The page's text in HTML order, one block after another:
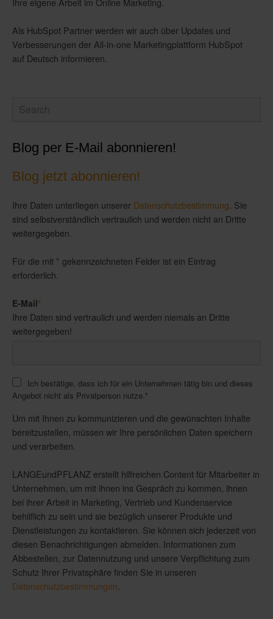
Als HubSpot Partner werden wir auch über Updates und
Verbesserungen der All-in-one Marketingplattform HubSpot
auf Deutsch informieren.
Blog per E-Mail abonnieren!
Blog jetzt abonnieren!
Ihre Daten unterliegen unserer Datenschutzbestimmung . Sie
sind selbstverständlich vertraulich und werden nicht an Dritte
weitergegeben.
Für die mit * gekennzeichneten Felder ist ein Eintrag
erforderlich.
E-Mail*
Ihre Daten sind vertraulich und werden niemals an Dritte
weitergegeben!
Ich bestätige, dass ich für ein Unternehmen tätig bin und dieses
Angebot nicht als Privatperson nutze.*
Um mit Ihnen zu kommunizieren und die gewünschten Inhalte
bereitzustellen, müssen wir Ihre persönlichen Daten speichern
und verarbeiten.
LANGEundPFLANZ erstellt hilfreichen Content für Mitarbeiter in
Unternehmen, um mit ihnen ins Gespräch zu kommen, ihnen
bei ihrer Arbeit in Marketing, Vertrieb und Kundenservice
behilflich zu sein und sie bezüglich unserer Produkte und
Dienstleistungen zu kontaktieren. Sie können sich jederzeit von
diesen Benachrichtigungen abmelden. Informationen zum
Abbestellen, zur Datennutzung und unsere Verpflichtung zum
Schutz Ihrer Privatsphäre finden Sie in unseren
Datenschutzbestimmungen